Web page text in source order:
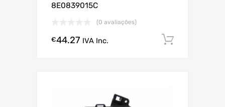
8E0839015C
(0 avaliações)
€44.27 IVA Inc.